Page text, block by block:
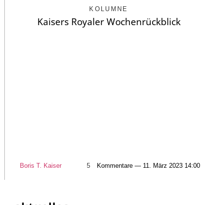
KOLUMNE
Kaisers Royaler Wochenrückblick
Boris T. Kaiser 5 Kommentare — 11. März 2023 14:00